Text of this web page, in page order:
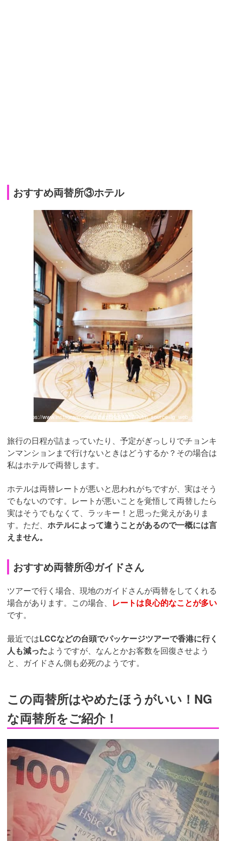
おすすめ両替所③ホテル
https://www.instagram.com/p/BwzEKq9A817/?utm_source=ig_web_copy_link
旅行の日程が詰まっていたり、予定がぎっしりでチョンキ
ンマンションまで行けないときはどうするか？その場合は
私はホテルで両替します。
ホテルは両替レートが悪いと思われがちですが、実はそう
でもないのです。レートが悪いことを覚悟して両替したら
実はそうでもなくて、ラッキー！と思った覚えがありま
す。ただ、 ホテルによって違うことがあるので一概には言
えません。
おすすめ両替所④ガイドさん
ツアーで行く場合、現地のガイドさんが両替をしてくれる
場合があります。この場合、 レートは良心的なことが多い
です。
最近ではLCCなどの台頭でパッケージツアーで香港に行く
人も減ったようですが、なんとかお客数を回復させよう
と、ガイドさん側も必死のようです。
この両替所はやめたほうがいい！NG
な両替所をご紹介！